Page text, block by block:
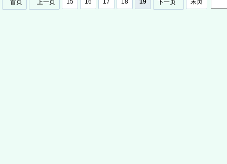
首页 上一页 15 16 17 18 19 下一页 末页